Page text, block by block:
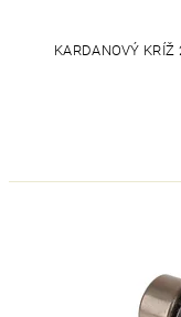
KARDANOVÝ KRÍŽ